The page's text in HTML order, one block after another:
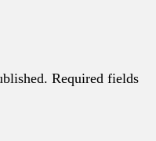
Required fields